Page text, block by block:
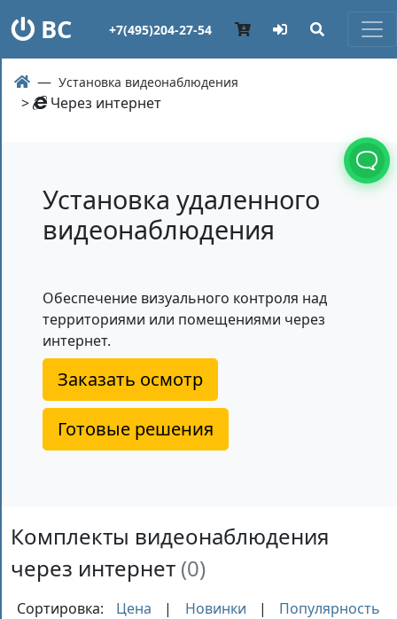
ВС +7(495)204-27-54
Установка видеонаблюдения
> Через интернет
Установка удаленного
видеонаблюдения
Обеспечение визуального контроля над
территориями или помещениями через
интернет.
Заказать осмотр
Готовые решения
Комплекты видеонаблюдения
через интернет (0)
Сортировка: Цена | Новинки |
Популярность